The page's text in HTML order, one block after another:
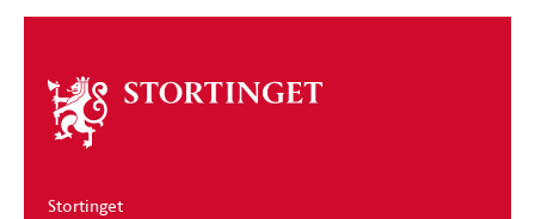
Om
stortinget
Stortinget